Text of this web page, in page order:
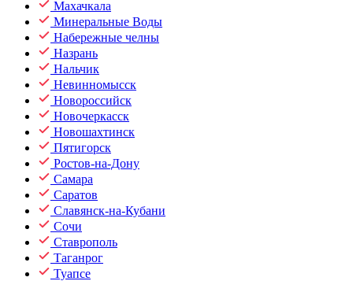
Махачкала
Минеральные Воды
Набережные челны
Назрань
Нальчик
Невинномысск
Новороссийск
Новочеркасск
Новошахтинск
Пятигорск
Ростов-на-Дону
Самара
Саратов
Славянск-на-Кубани
Сочи
Ставрополь
Таганрог
Туапсе